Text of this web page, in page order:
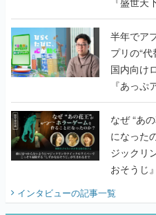
うこだわ
半年でアプ
プリの“
国内向け
『あっ
てみた
なぜ “あ
になったのか？ 敵に見つか
ジックリ
おそうじ
インタビューの記事一覧